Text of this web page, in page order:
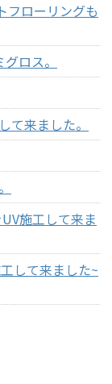
フローリングも
ロス。
て来ました。
施工して来ま
して来ました~